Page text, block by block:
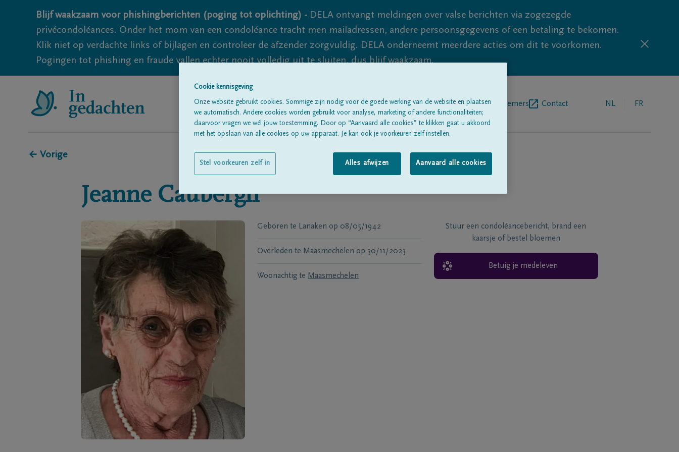
Blijf waakzaam voor phishingberichten (poging tot oplichting) - DELA ontvangt meldingen over valse berichten via zogezegde
privécondoléances. Onder het mom van een condoléance tracht men mailadressen, andere persoonsgegevens of een betaling te bekomen.
Klik niet op verdachte links of bijlagen en controleer de afzender zorgvuldig. DELA onderneemt meerdere acties om dit te voorkomen.
Pogingen tot phishing en fraude vallen echter nooit volledig uit te sluiten, dus blijf waakzaam.
Alle rouwberichtenOver onsBegrafenisondernemers Contact NL FR
← Vorige
Jeanne Caubergh
Geboren te Lanaken op 08/05/1942
Overleden te Maasmechelen op 30/11/2023
Woonachtig te Maasmechelen
Stuur een condoléancebericht, brand een
kaarsje of bestel bloemen
Betuig je medeleven
Cookie kennisgeving
Onze website gebruikt cookies. Sommige zijn nodig voor de goede werking van de website en plaatsen
we automatisch. Andere cookies worden gebruikt voor analyse, marketing of andere functionaliteiten;
daarvoor vragen we wél jouw toestemming. Door op “Aanvaard alle cookies” te klikken gaat u akkoord
met het opslaan van alle cookies op uw apparaat. Je kan ook je voorkeuren zelf instellen.
Alles afwijzen Aanvaard alle cookies
Stel voorkeuren zelf in